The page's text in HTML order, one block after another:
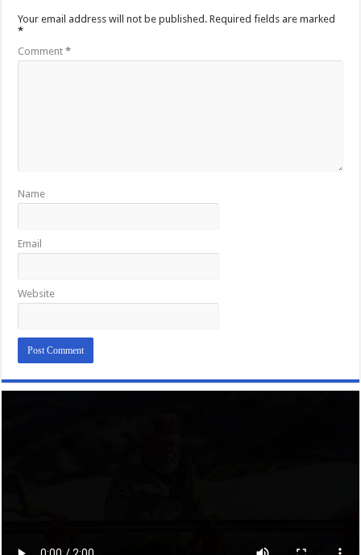
Your email address will not be published. Required fields are marked
*
Comment*
Name
Email
Website